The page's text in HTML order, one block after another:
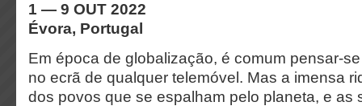
1 — 9 OUT 2022
Évora, Portugal
Em época de globalização, é comum pensar-
no ecrã de qualquer telemóvel. Mas a imensa
dos povos que se espalham pelo planeta, e as